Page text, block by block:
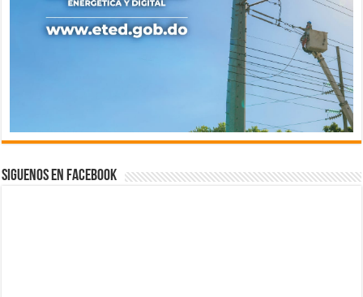
Siguenos en Facebook